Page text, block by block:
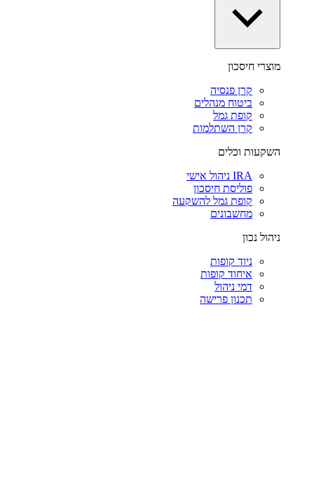
מוצרי חיסכון
קרן פנסיה
ביטוח מנהלים
קופת גמל
קרן השתלמות
השקעות וכלים
IRA ניהול אישי
פוליסת חיסכון
קופת גמל להשקעה
מחשבונים
ניהול נכון
ניוד קופות
איחוד קופות
דמי ניהול
תכנון פרישה